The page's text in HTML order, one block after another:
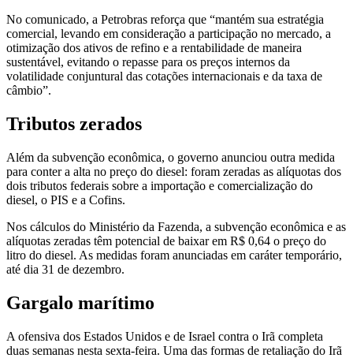
No comunicado, a Petrobras reforça que “mantém sua estratégia
comercial, levando em consideração a participação no mercado, a
otimização dos ativos de refino e a rentabilidade de maneira
sustentável, evitando o repasse para os preços internos da
volatilidade conjuntural das cotações internacionais e da taxa de
câmbio”.
Tributos zerados
Além da subvenção econômica, o governo anunciou outra medida
para conter a alta no preço do diesel: foram zeradas as alíquotas dos
dois tributos federais sobre a importação e comercialização do
diesel, o PIS e a Cofins.
Nos cálculos do Ministério da Fazenda, a subvenção econômica e as
alíquotas zeradas têm potencial de baixar em R$ 0,64 o preço do
litro do diesel. As medidas foram anunciadas em caráter temporário,
até dia 31 de dezembro.
Gargalo marítimo
A ofensiva dos Estados Unidos e de Israel contra o Irã completa
duas semanas nesta sexta-feira. Uma das formas de retaliação do Irã